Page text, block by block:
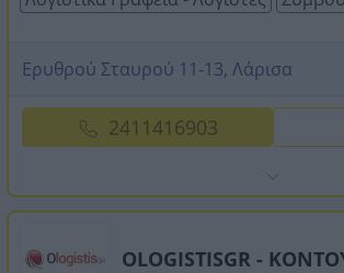
Ερυθρού Σταυρού 11-13, Λάρισα
2411416903
OLOGISTISGR -